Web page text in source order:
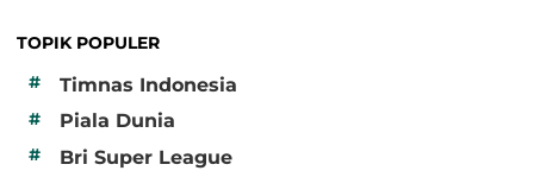
TOPIK POPULER
#
Timnas Indonesia
# Piala Dunia
# Bri Super League